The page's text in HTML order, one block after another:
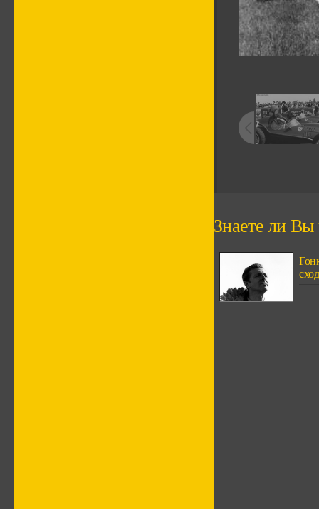
Знаете ли Вы